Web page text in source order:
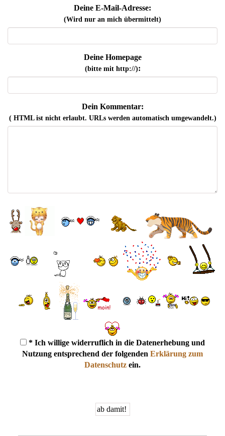
Deine E-Mail-Adresse:
(Wird nur an mich übermittelt)
Deine Homepage
(bitte mit http://):
Dein Kommentar:
( HTML ist nichterlaubt. URLs werden automatisch umgewandelt.)
* Ich willige widerruflich in die Datenerhebung und
Nutzung entsprechend der folgenden Erklärung zum
Datenschutz ein.